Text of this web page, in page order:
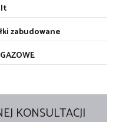
zabudowane
KONSULTACJI